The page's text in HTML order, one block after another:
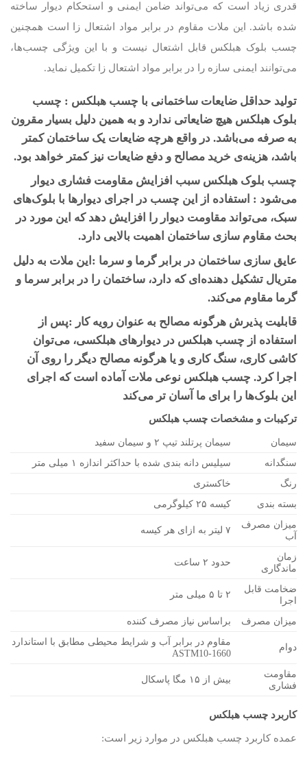
قدری زیاد است که می‌تواند ضامن ایمنی و استحکام دیوار ساخته
شده باشد. این ملات مقاوم در برابر مواد اشتعال زا است همچنین
چسب بلوک هبلکس قابل اشتعال نیست و با این ویژگی چسب‌ها،
می‌توانند ایمنی سازه را در برابر مواد اشتعال زا تکمیل نماید.
تولید حداقل ضایعات ساختمانی با چسب هبلکس : چسب
بلوک هبلکس هیچ ضایعاتی ندارد و به همین دلیل بسیار مقرون
به صرفه می‌باشد. در واقع هرچه ضایعات یک ساختمان کمتر
باشد، هزینه‌ی خرید مصالح و دفع ضایعات نیز کمتر خواهد بود.
چسب بلوک هبلکس سبب افزایش مقاومت فشاری دیوار
می‌شود : استفاده از این چسب در اجرای دیوارها با بلوک‌های
سبک، می‌تواند مقاومت دیوار را افزایش دهد که این مورد در
بحث مقاوم سازی ساختمان اهمیت بالایی دارد.
عایق سازی ساختمان در برابر گرما و سرما :این ملات به دلیل
متریال تشکیل دهنده‌ای که دارد، ساختمان را در برابر سرما و
گرما مقاوم می‌کند.
قابلیت پذیرش هرگونه مصالح به عنوان رویه کار :پس از
استفاده از چسب هبلکس در دیوارهای هبلکسی، می‌توان
کاشی کاری، سنگ کاری و یا هرگونه مصالح دیگر را روی آن
اجرا کرد. چسب هبلکس نوعی ملات آماده است که اجرای
این بلوک‌ها را برای ما آسان تر می‌کند
ترکیبات و مشخصات چسب هبلکس
سیمان
سیمان پرتلند تیپ ۲ و سیمان سفید
سنگدانه
سیلیس دانه بندی شده با حداکثر اندازه ۱ میلی متر
رنگ
خاکستری
بسته بندی
کیسه ۲۵ کیلوگرمی
میزان مصرف
آب
۷ لیتر به ازای هر کیسه
زمان
ماندگاری
حدود ۲ ساعت
ضخامت قابل
اجرا
۲ تا ۵ میلی متر
میزان مصرف براساس نیاز مصرف کننده
دوام
مقاوم در برابر آب و شرایط محیطی مطابق با استاندارد
ASTM10-1660
مقاومت
فشاری
بیش از ۱۵ مگا پاسکال
کاربرد چسب هبلکس
عمده کاربرد چسب هبلکس در موارد زیر است: